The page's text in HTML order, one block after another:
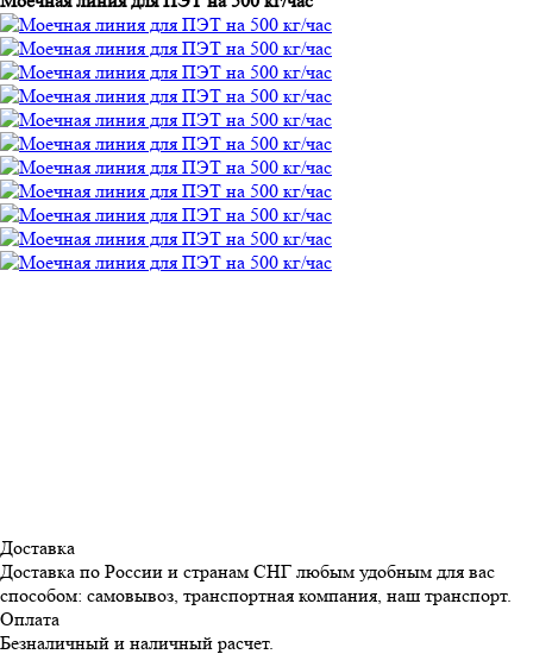
Доставка
Доставка по России и странам СНГ любым удобным для вас
способом: самовывоз, транспортная компания, наш транспорт.
Оплата
Безналичный и наличный расчет.